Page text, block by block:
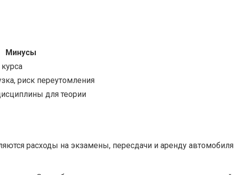
Минусы
риск переутомления
для теории
расходы на экзамены, пересдачи и аренду автомобиля